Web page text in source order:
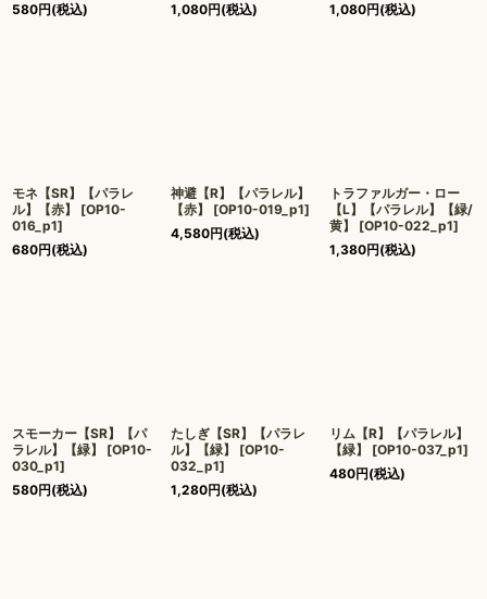
580円(税込)
1,080円(税込)
1,080円(税込)
モネ【SR】【パラレ
ル】【赤】
[OP10-
016_p1]
680円(税込)
神避【R】【パラレル】
【赤】
[OP10-019_p1]
4,580円(税込)
トラファルガー・ロー
【L】【パラレル】【緑/
黄】
[OP10-022_p1]
1,380円(税込)
スモーカー【SR】【パ
ラレル】【緑】
[OP10-
030_p1]
580円(税込)
たしぎ【SR】【パラレ
ル】【緑】
[OP10-
032_p1]
1,280円(税込)
リム【R】【パラレル】
【緑】
[OP10-037_p1]
480円(税込)